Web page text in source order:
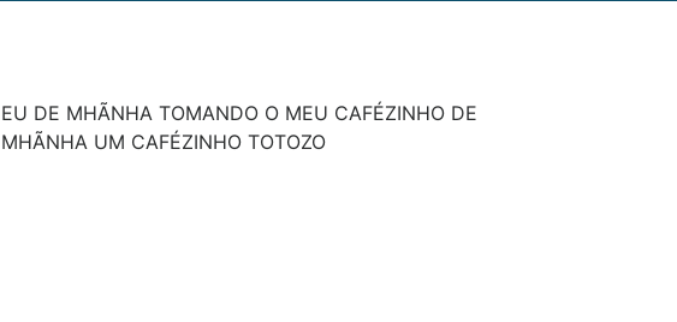
EU DE MHÃNHA TOMANDO O MEU CAFÉZINHO DE
MHÃNHA UM CAFÉZINHO TOTOZO